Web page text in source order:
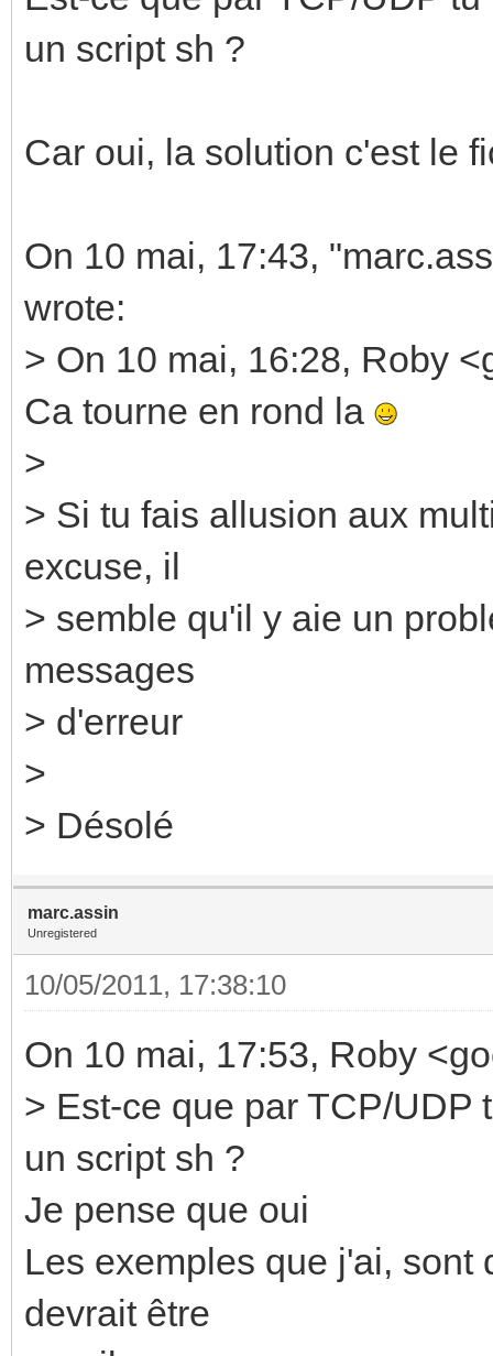
un script sh ?
Car oui, la solution c'est le
On 10 mai, 17:43,
wrote:
> On 10 mai, 16:28, Roby
Ca tourne en rond la
>
> Si tu fais allusion aux
excuse, il
> semble qu'il y aie un
messages
> d'erreur
>
> Désolé
marc.assin
Unregistered
10/05/2011, 17:38:10
On 10 mai, 17:53, Roby
> Est-ce que par TCP/UDP
un script sh ?
Je pense que oui
Les exemples que j'ai, sont
devrait être